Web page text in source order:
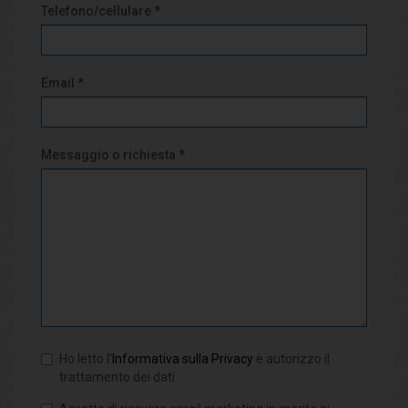
Telefono/cellulare *
Email *
Messaggio o richiesta *
Ho letto l' Informativa sulla Privacy e autorizzo il
trattamento dei dati